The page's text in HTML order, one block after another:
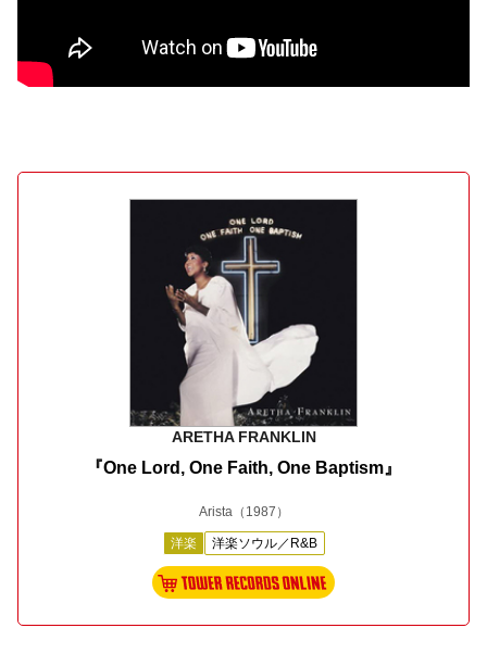
ARETHA FRANKLIN
『One Lord, One Faith, One Baptism』
Arista（1987）
洋楽 洋楽ソウル／R&B